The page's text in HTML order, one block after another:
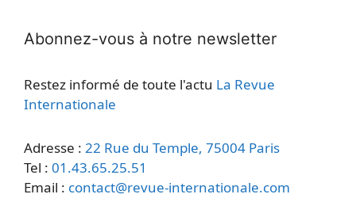
Abonnez-vous à notre newsletter
Restez informé de toute l'actu La Revue
Internationale
Adresse : 22 Rue du Temple, 75004 Paris
Tel : 01.43.65.25.51
Email : contact@revue-internationale.com